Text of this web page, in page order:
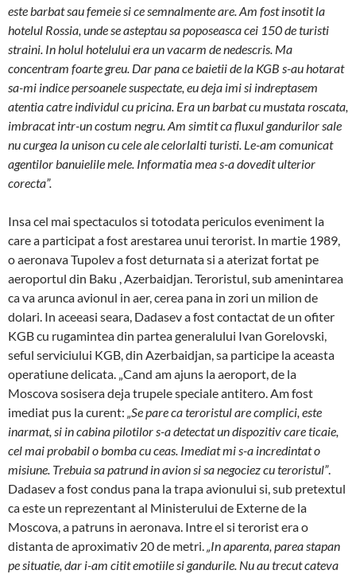
este barbat sau femeie si ce semnalmente are. Am fost in­sotit la
hotelul Rossia, unde se astep­tau sa poposeasca cei 150 de turisti
straini. In holul hotelului era un vacarm de ne­descris. Ma
concentram foarte greu. Dar pana ce baietii de la KGB s-au hotarat
sa-mi indice persoanele suspectate, eu deja imi si in­drep­tasem
atentia ca­tre indi­vi­dul cu pricina. Era un barbat cu mustata roscata,
im­bracat intr-un costum negru. Am simtit ca fluxul gandurilor sale
nu curgea la unison cu cele ale celorlalti turisti. Le-am comu­nicat
agen­ti­lor banu­ielile mele. Informatia mea s-a do­vedit ulte­rior
corec­ta”.
Insa cel mai spectaculos si to­todata periculos eveniment la
care a participat a fost ares­tarea unui terorist. In martie 1989,
o aeronava Tupolev a fost detur­na­ta si a aterizat fortat pe
aero­portul din Ba­ku , Azerbaidjan. Teroristul, sub amenintarea
ca va arun­ca avionul in aer, cerea pana in zori un milion de
dolari. In aceeasi seara, Dadasev a fost contactat de un ofiter
KGB cu rugamintea din partea gene­ralului Ivan Go­relovski,
seful ser­viciului KGB, din Azerbai­djan, sa participe la aceas­ta
operatiune delicata. „Cand am ajuns la aeroport, de la
Moscova sosisera deja trupele speciale antitero. Am fost
imediat pus la curent: „Se pare ca teroristul are com­plici, este
inarmat, si in ca­bina pilotilor s-a de­tec­tat un dispozitiv care ticaie,
cel mai probabil o bomba cu ceas. Imediat mi s-a in­cre­dintat o
misiune. Trebuia sa patrund in avion si sa ne­gociez cu teroristul”.
Dadasev a fost condus pana la trapa avionului si, sub pretextul
ca este un reprezentant al Ministerului de Externe de la
Moscova, a patruns in aeronava. Intre el si terorist era o
distanta de apro­ximativ 20 de metri.„In aparenta, parea stapan
pe situatie, dar i-am citit emotiile si gandurile. Nu au tre­cut cateva